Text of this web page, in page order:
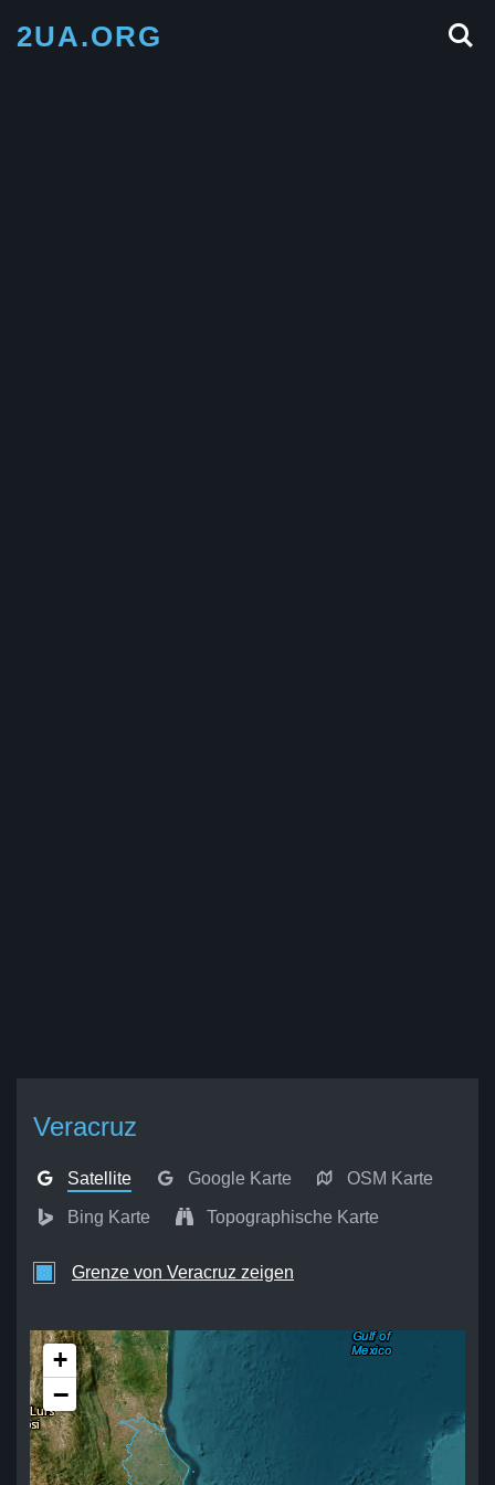
2UA.ORG
Veracruz
Satellite Google Karte OSM Karte
Bing Karte Topographische Karte
Grenze von Veracruz zeigen
+
−